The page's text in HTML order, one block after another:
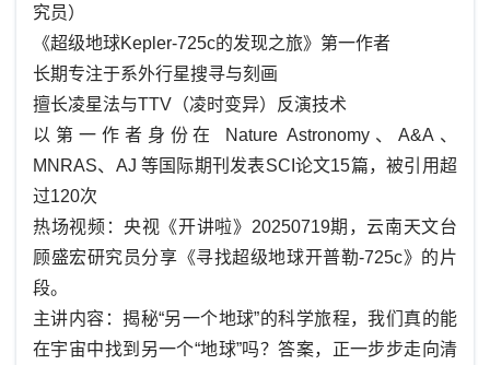
究员）
《超级地球Kepler-725c的发现之旅》第一作者
长期专注于系外行星搜寻与刻画
擅长凌星法与TTV（凌时变异）反演技术
以第一作者身份在 Nature Astronomy、A&A、
MNRAS、AJ 等国际期刊发表SCI论文15篇，被引用超
过120次
热场视频：央视《开讲啦》20250719期，云南天文台
顾盛宏研究员分享《寻找超级地球开普勒-725c》的片
段。
主讲内容：揭秘“另一个地球”的科学旅程，我们真的能
在宇宙中找到另一个“地球”吗？答案，正一步步走向清